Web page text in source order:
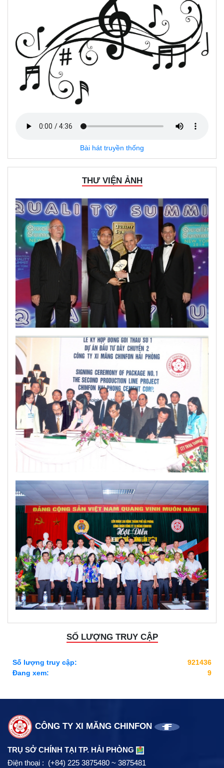
Bài hát truyền thống
THƯ VIỆN ẢNH
SỐ LƯỢNG TRUY CẬP
Số lượng truy cập:
921436
Đang xem:
9
CÔNG TY XI MĂNG CHINFON
TRỤ SỞ CHÍNH TẠI TP. HẢI PHÒNG
Điện thoại : (+84) 225 3875480 ~ 3875481